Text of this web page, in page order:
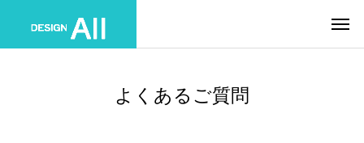
よくあるご質問